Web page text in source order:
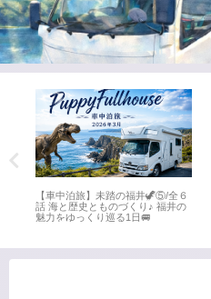
【車中泊旅】未踏の福井🦖⑤/全６
話 海と歴史とものづくり♪ 福井の
魅力をゆっくり巡る1日🚐